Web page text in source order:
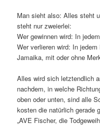
Man sieht also: Alles steht
steht nur zweierlei:
Wer gewinnen wird: In
Wer verlieren wird: In
Jamaika, mit oder ohne
Alles wird sich letztendlich
nachdem, in welche
oben oder unten, sind alle
kosten die natürlich gerade
„AVE Fischer, die